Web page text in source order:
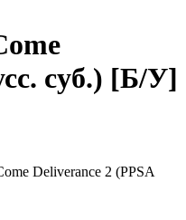
суб.) [Б/У]
Deliverance 2 (PPSA